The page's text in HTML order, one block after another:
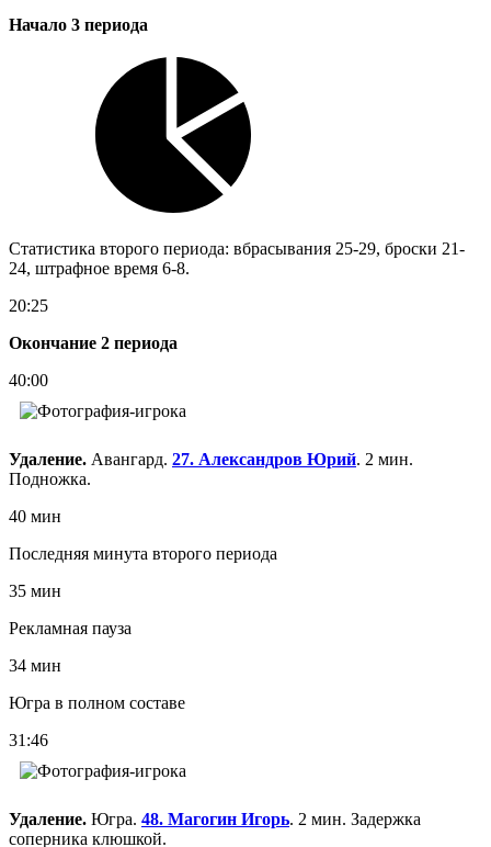
Начало 3 периода
Статистика второго периода: вбрасывания 25-29, броски 21-
24, штрафное время 6-8.
20:25
Окончание 2 периода
40:00
Удаление. Авангард. 27. Александров Юрий. 2 мин.
Подножка.
40 мин
Последняя минута второго периода
35 мин
Рекламная пауза
34 мин
Югра в полном составе
31:46
Удаление. Югра. 48. Магогин Игорь. 2 мин. Задержка
соперника клюшкой.